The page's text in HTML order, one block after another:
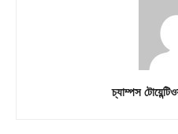
চ্যাম্পস